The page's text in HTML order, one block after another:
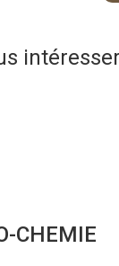
intéresser
CHEMIE